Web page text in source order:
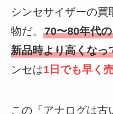
シンセサイザーの買
物だ。 70〜80年代
新品時より高くなっ
ンセは1日でも早く
この「アナログは古